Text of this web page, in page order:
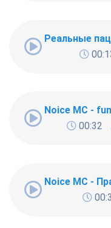
Реальные
Noice MC -
00:32
Noice MC -